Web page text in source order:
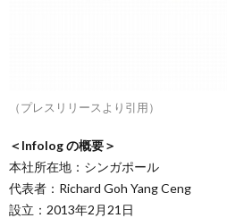
（プレスリリースより引用）
＜Infolog の概要＞
本社所在地：シンガポール
代表者：Richard Goh Yang Ceng
設立：2013年2月21日